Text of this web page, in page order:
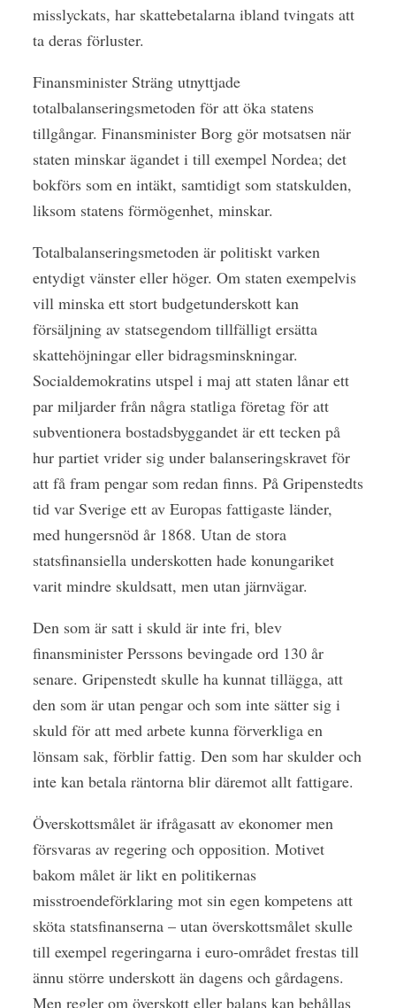
misslyckats, har skattebetalarna ibland tvingats att
ta deras förluster.
Finansminister Sträng utnyttjade
totalbalanseringsmetoden för att öka statens
tillgångar. Finansminister Borg gör motsatsen när
staten minskar ägandet i till exempel Nordea; det
bokförs som en intäkt, samtidigt som statskulden,
liksom statens förmögenhet, minskar.
Totalbalanseringsmetoden är politiskt varken
entydigt vänster eller höger. Om staten exempelvis
vill minska ett stort budgetunderskott kan
försäljning av statsegendom tillfälligt ersätta
skattehöjningar eller bidragsminskningar.
Socialdemokratins utspel i maj att staten lånar ett
par miljarder från några statliga företag för att
subventionera bostadsbyggandet är ett tecken på
hur partiet vrider sig under balanseringskravet för
att få fram pengar som redan finns. På Gripenstedts
tid var Sverige ett av Europas fattigaste länder,
med hungersnöd år 1868. Utan de stora
statsfinansiella underskotten hade konungariket
varit mindre skuldsatt, men utan järnvägar.
Den som är satt i skuld är inte fri, blev
finansminister Perssons bevingade ord 130 år
senare. Gripenstedt skulle ha kunnat tillägga, att
den som är utan pengar och som inte sätter sig i
skuld för att med arbete kunna förverkliga en
lönsam sak, förblir fattig. Den som har skulder och
inte kan betala räntorna blir däremot allt fattigare.
Överskottsmålet är ifrågasatt av ekonomer men
försvaras av regering och opposition. Motivet
bakom målet är likt en politikernas
misstroendeförklaring mot sin egen kompetens att
sköta statsfinanserna – utan överskottsmålet skulle
till exempel regeringarna i euro-området frestas till
ännu större underskott än dagens och gårdagens.
Men regler om överskott eller balans kan behållas